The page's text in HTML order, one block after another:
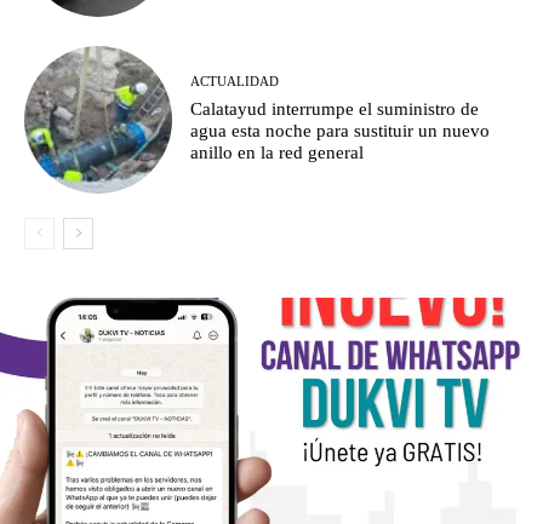
ACTUALIDAD
Calatayud interrumpe el suministro de
agua esta noche para sustituir un nuevo
anillo en la red general